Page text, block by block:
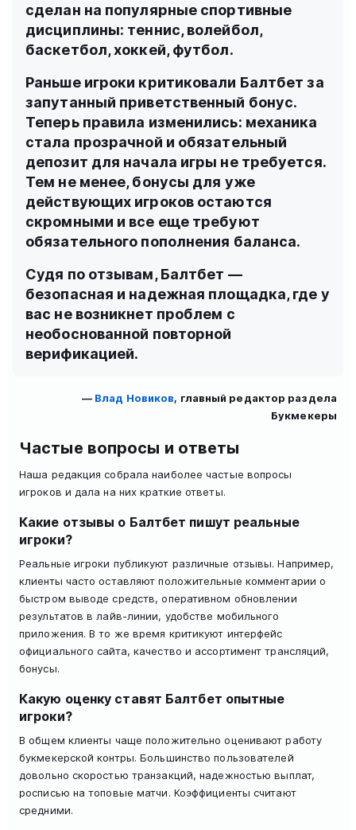
сделан на популярные спортивные
дисциплины: теннис, волейбол,
баскетбол, хоккей, футбол.
Раньше игроки критиковали Балтбет за
запутанный приветственный бонус.
Теперь правила изменились: механика
стала прозрачной и обязательный
депозит для начала игры не требуется.
Тем не менее, бонусы для уже
действующих игроков остаются
скромными и все еще требуют
обязательного пополнения баланса.
Судя по отзывам, Балтбет —
безопасная и надежная площадка, где у
вас не возникнет проблем с
необоснованной повторной
верификацией.
— Влад Новиков, главный редактор раздела
Букмекеры
Частые вопросы и ответы
Наша редакция собрала наиболее частые вопросы
игроков и дала на них краткие ответы.
Какие отзывы о Балтбет пишут реальные
игроки?
Реальные игроки публикуют различные отзывы. Например,
клиенты часто оставляют положительные комментарии о
быстром выводе средств, оперативном обновлении
результатов в лайв-линии, удобстве мобильного
приложения. В то же время критикуют интерфейс
официального сайта, качество и ассортимент трансляций,
бонусы.
Какую оценку ставят Балтбет опытные
игроки?
В общем клиенты чаще положительно оценивают работу
букмекерской контры. Большинство пользователей
довольно скоростью транзакций, надежностью выплат,
росписью на топовые матчи. Коэффициенты считают
средними.